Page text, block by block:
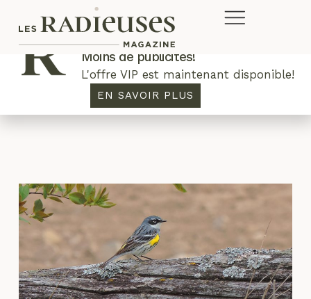
ville
Plus de concours. Plus de rabais.
Moins de publicités!
L'offre VIP est maintenant disponible!
EN SAVOIR PLUS